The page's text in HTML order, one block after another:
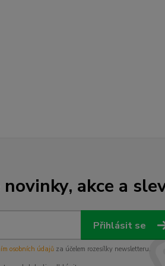
akce a
Přihlásit se
osobních údajůza účelem rozesílky newsletteru.